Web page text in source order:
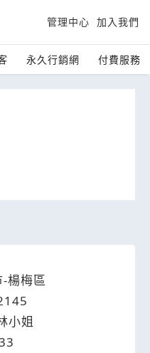
管理中心 加入我們
永久行銷網 付費服務
楊梅區
小姐